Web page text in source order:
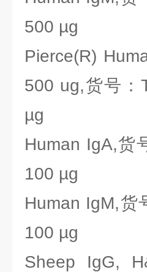
500 µg
Pierce(R)
500 ug,货号：
µg
Human IgA,货
100 µg
Human IgM,货
100 µg
Sheep IgG,